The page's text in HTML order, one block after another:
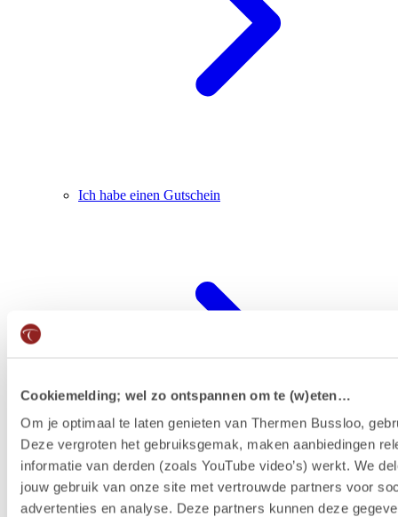
Cookiemelding; wel zo ontspannen om te (w)eten…
Om je optimaal te laten genieten van Thermen Bussloo,
Deze vergroten het gebruiksgemak, maken aanbiedingen
informatie van derden (zoals YouTube video’s) werkt. We
jouw gebruik van onze site met vertrouwde partners voor
advertenties en analyse. Deze partners kunnen deze
Ich habe einen Gutschein